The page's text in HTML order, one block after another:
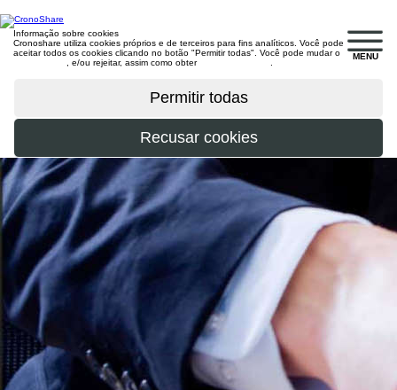
MENU
Informação sobre cookies
Cronoshare utiliza cookies próprios e de terceiros para fins analíticos. Você pode
aceitar todos os cookies clicando no botão "Permitir todas". Você pode mudar o
, e/ou rejeitar, assim como obter